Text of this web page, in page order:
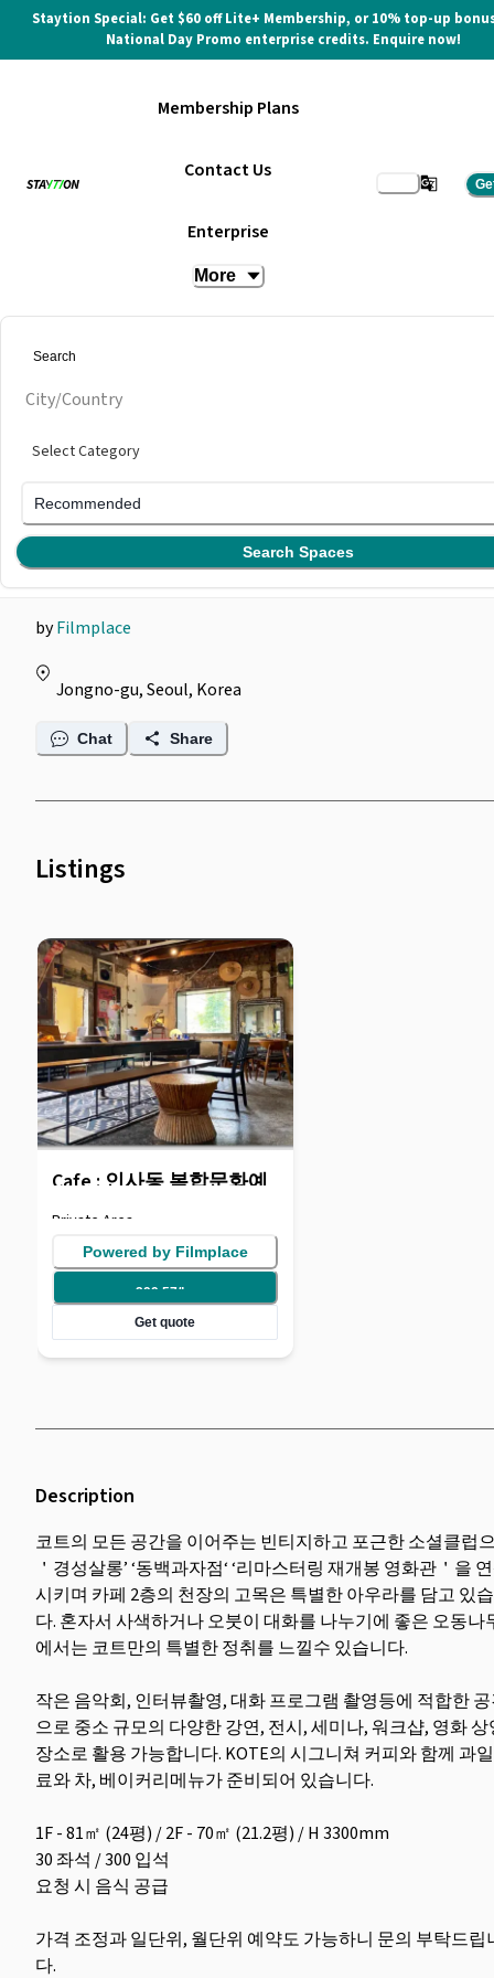
Staytion Special: Get $60 off Lite+ Membership, or 10% top-up
National Day Promo enterprise credits. Enquire now!
Membership Plans
Contact Us
Enterprise
More
City/Country
Select Category
Recommended
Search Spaces
Filmplace @ Cafe : 인사
동 복합문화예술공간
byFilmplace
Jongno-gu, Seoul, Korea
Chat Share
Listings
Cafe : 인사동 복합문화예
Private Area
Powered by Filmplace
299.57/hr
Get quote
Description
코트의 모든 공간을 이어주는 빈티지하고 포근한 소셜클럽
＇경성살롱’ ‘동백과자점‘ ‘리마스터링 재개봉 영화관＇을
시키며 카페 2층의 천장의 고목은 특별한 아우라를 담고 있
다. 혼자서 사색하거나 오붓이 대화를 나누기에 좋은 오동나
에서는 코트만의 특별한 정취를 느낄수 있습니다.
작은 음악회, 인터뷰촬영, 대화 프로그램 촬영등에 적합한
으로 중소 규모의 다양한 강연, 전시, 세미나, 워크샵, 영화 상
장소로 활용 가능합니다. KOTE의 시그니쳐 커피와 함께 과
료와 차, 베이커리메뉴가 준비되어 있습니다.
1F - 81㎡ (24평) / 2F - 70㎡ (21.2평) / H 3300mm
30 좌석 / 300 입석
요청 시 음식 공급
가격 조정과 일단위, 월단위 예약도 가능하니 문의 부탁드립
다.